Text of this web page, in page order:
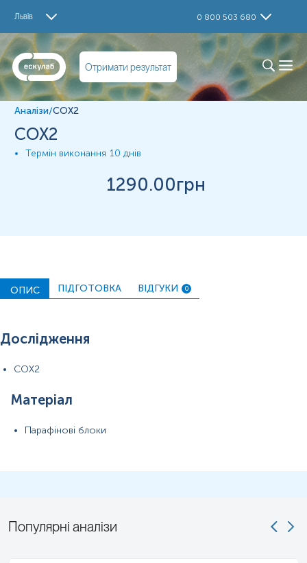
Львів 0 800 503 680
Отримати результат
COX2
Матеріал
Парафінові блоки
вимірювань можуть змінюватися у відповідності до зміни
тест-систем.
Аналізи/COX2
COX2
Термін виконання 10 днів
1290.00грн
ОПИС ПІДГОТОВКА ВІДГУКИ 0
Дослідження
COX2
Матеріал
Парафінові блоки
Популярні аналізи